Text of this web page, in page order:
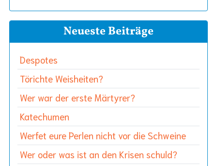
Neueste Beiträge
Despotes
Törichte Weisheiten?
Wer war der erste Märtyrer?
Katechumen
Werfet eure Perlen nicht vor die Schweine
Wer oder was ist an den Krisen schuld?